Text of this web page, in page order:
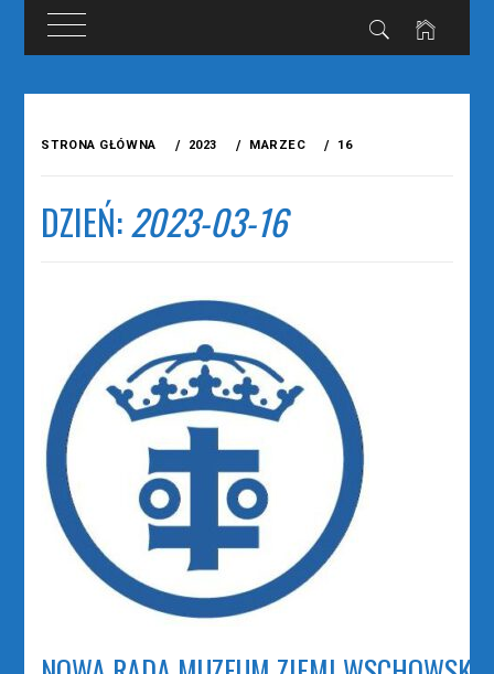
STRONA GŁÓWNA 2023 MARZEC 16
DZIEŃ:2023-03-16